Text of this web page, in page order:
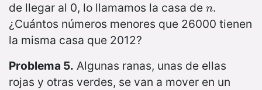
de llegar al 0, lo llamamos la casa de n
n.
¿Cuántos números menores que 26000 tienen
la misma casa que 2012?
Problema 5. Algunas ranas, unas de ellas
rojas y otras verdes, se van a mover en un